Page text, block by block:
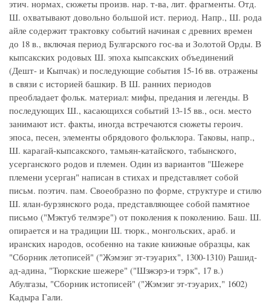
этич. нормах, сюжеты произв. нар. т-ва, лит. фрагменты. Отд.
Ш. охватывают довольно большой ист. период. Напр., Ш. рода
айле содержит трактовку событий начиная с древних времен
до 18 в., включая период Булгарского гос-ва и Золотой Орды. В
кыпсакских родовых Ш. эпоха кыпсакских объединений
(Дешт- и Кыпчак) и последующие события 15-16 вв. отражены
в связи с историей башкир. В Ш. ранних периодов
преобладает фольк. материал: мифы, предания и легенды. В
последующих Ш., касающихся событий 13-15 вв., осн. место
занимают ист. факты, иногда встречаются сюжеты героич.
эпоса, песен, элементы обрядового фольклора. Таковы, напр.,
Ш. карагай-кыпсакского, тамьян-катайского, табынского,
усерганского родов и племен. Один из вариантов "Шежере
племени усерган" написан в стихах и представляет собой
письм. поэтич. пам. Своеобразно по форме, структуре и стилю
Ш. ялан-бурзянского рода, представляющее собой памятное
письмо ("Мэктyб телмэре") от поколения к поколению. Баш. Ш.
опирается и на традиции Ш. тюрк., монгольских, араб. и
иранских народов, особенно на такие книжные образцы, как
"Сборник летописей" ("Жэмэиг эт-тэуарих", 1300-1310) Рашид-
ад-адина, "Тюркские шежере" ("Шэжэрэ-и тэрк", 17 в.)
Абулгазы, "Сборник истописей" ("Жэмэиг эт-тэуарих," 1602)
Кадыра Гали.